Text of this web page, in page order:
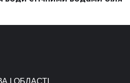
І ОБЛАСТІ